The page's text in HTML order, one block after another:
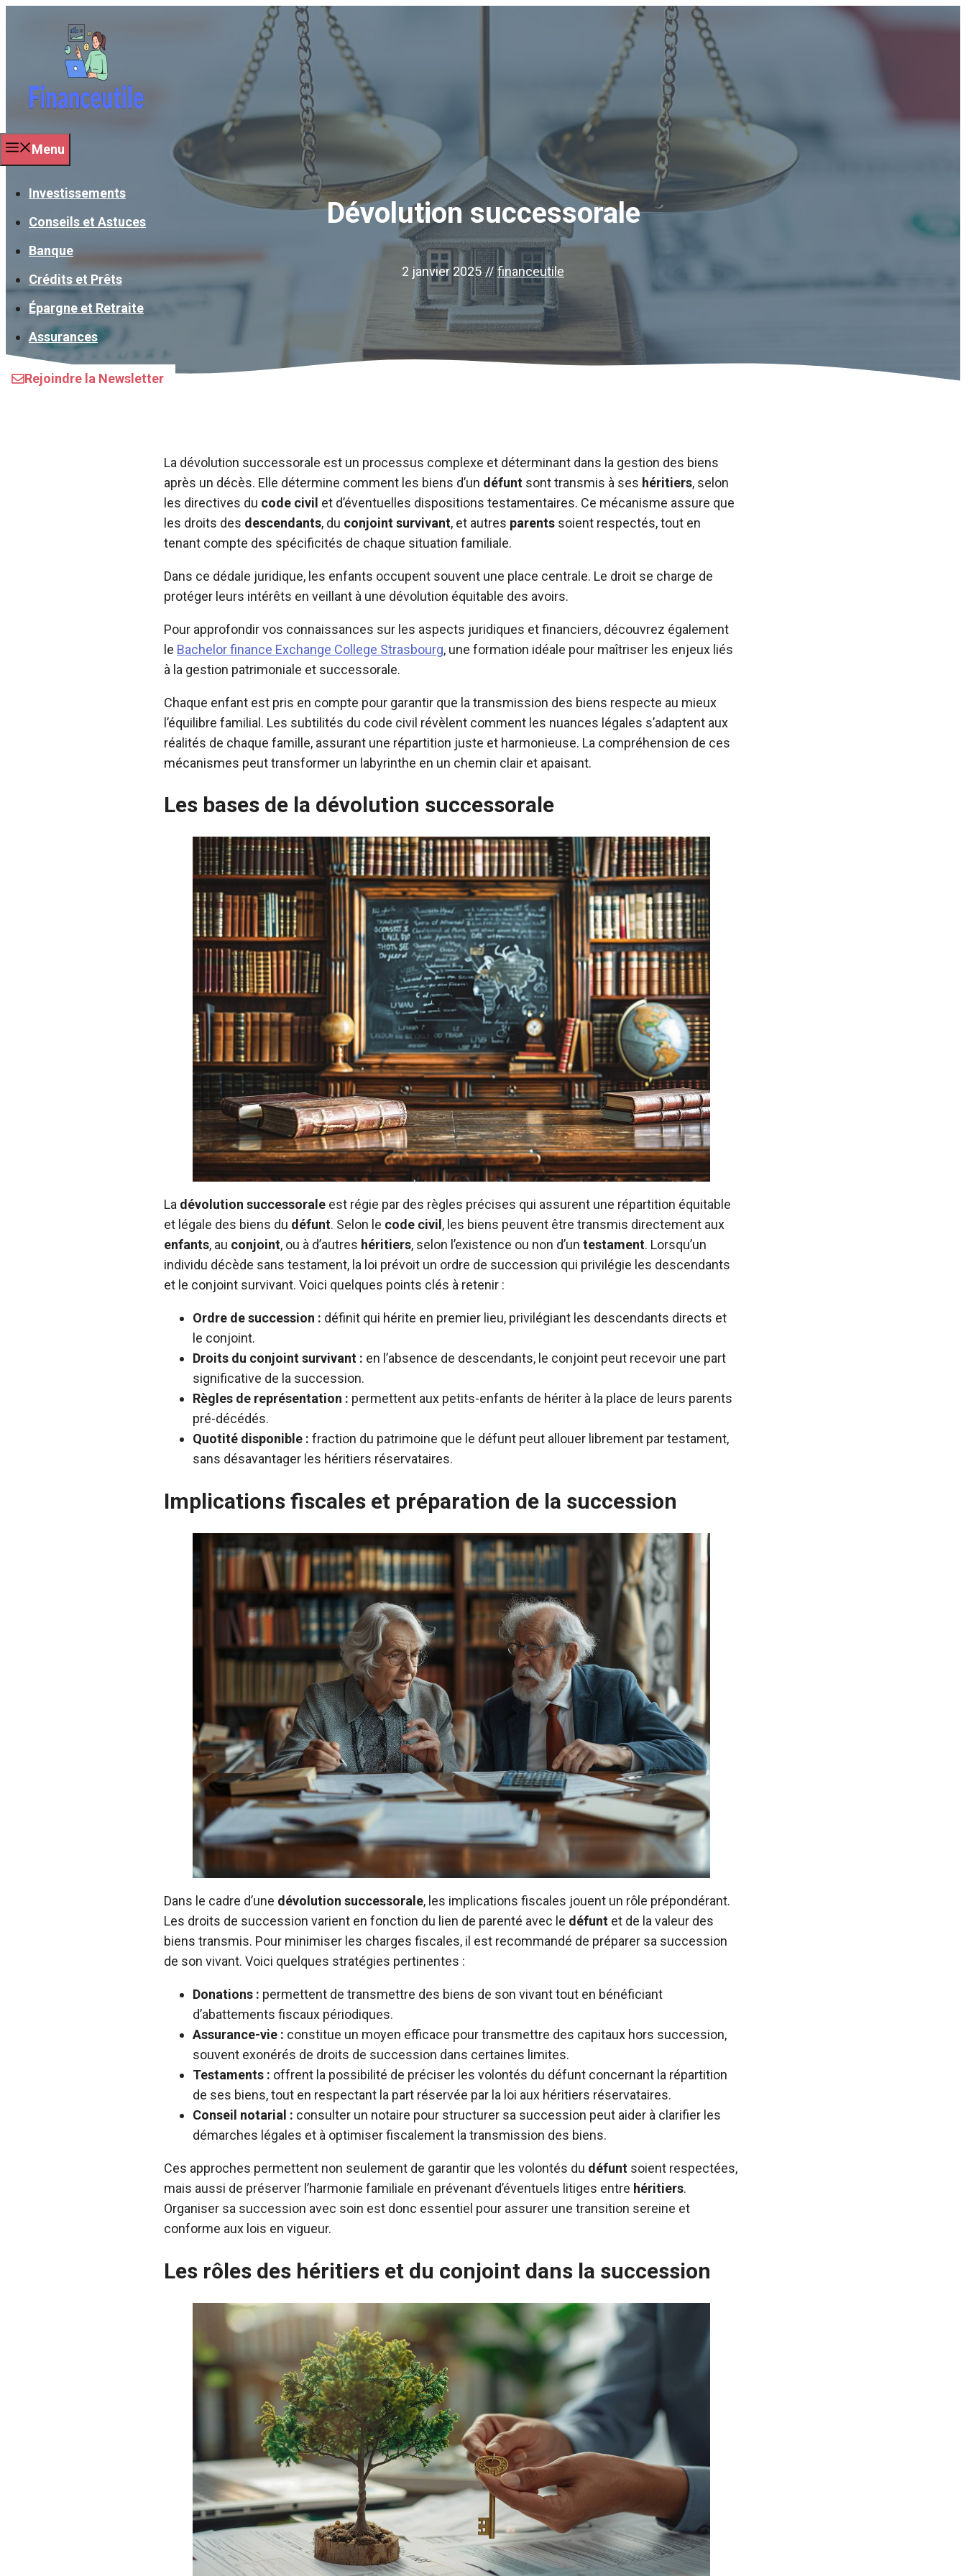
Menu
Investissements
Conseils et Astuces
Banque
Crédits et Prêts
Épargne et Retraite
Assurances
Rejoindre la Newsletter
Dévolution successorale
2 janvier 2025 // financeutile
La dévolution successorale est un processus complexe et déterminant dans la gestion des biens
après un décès. Elle détermine comment les biens d’un défunt sont transmis à ses héritiers, selon
les directives du code civil et d’éventuelles dispositions testamentaires. Ce mécanisme assure que
les droits des descendants, du conjoint survivant, et autres parents soient respectés, tout en
tenant compte des spécificités de chaque situation familiale.
Dans ce dédale juridique, les enfants occupent souvent une place centrale. Le droit se charge de
protéger leurs intérêts en veillant à une dévolution équitable des avoirs.
Pour approfondir vos connaissances sur les aspects juridiques et financiers, découvrez également
le Bachelor finance Exchange College Strasbourg, une formation idéale pour maîtriser les enjeux liés
à la gestion patrimoniale et successorale.
Chaque enfant est pris en compte pour garantir que la transmission des biens respecte au mieux
l’équilibre familial. Les subtilités du code civil révèlent comment les nuances légales s’adaptent aux
réalités de chaque famille, assurant une répartition juste et harmonieuse. La compréhension de ces
mécanismes peut transformer un labyrinthe en un chemin clair et apaisant.
Les bases de la dévolution successorale
La dévolution successorale est régie par des règles précises qui assurent une répartition équitable
et légale des biens du défunt. Selon le code civil , les biens peuvent être transmis directement aux
enfants, au conjoint, ou à d’autres héritiers, selon l’existence ou non d’un testament. Lorsqu’un
individu décède sans testament, la loi prévoit un ordre de succession qui privilégie les descendants
et le conjoint survivant. Voici quelques points clés à retenir :
Ordre de succession : définit qui hérite en premier lieu, privilégiant les descendants directs et
le conjoint.
Droits du conjoint survivant : en l’absence de descendants, le conjoint peut recevoir une part
significative de la succession.
Règles de représentation : permettent aux petits-enfants de hériter à la place de leurs parents
pré-décédés.
Quotité disponible : fraction du patrimoine que le défunt peut allouer librement par testament,
sans désavantager les héritiers réservataires.
Implications fiscales et préparation de la succession
Dans le cadre d’une dévolution successorale, les implications fiscales jouent un rôle prépondérant.
Les droits de succession varient en fonction du lien de parenté avec le défunt et de la valeur des
biens transmis. Pour minimiser les charges fiscales, il est recommandé de préparer sa succession
de son vivant. Voici quelques stratégies pertinentes :
Donations : permettent de transmettre des biens de son vivant tout en bénéficiant
d’abattements fiscaux périodiques.
Assurance-vie : constitue un moyen efficace pour transmettre des capitaux hors succession,
souvent exonérés de droits de succession dans certaines limites.
Testaments : offrent la possibilité de préciser les volontés du défunt concernant la répartition
de ses biens, tout en respectant la part réservée par la loi aux héritiers réservataires.
Conseil notarial : consulter un notaire pour structurer sa succession peut aider à clarifier les
démarches légales et à optimiser fiscalement la transmission des biens.
Ces approches permettent non seulement de garantir que les volontés du défunt soient respectées,
mais aussi de préserver l’harmonie familiale en prévenant d’éventuels litiges entre héritiers.
Organiser sa succession avec soin est donc essentiel pour assurer une transition sereine et
conforme aux lois en vigueur.
Les rôles des héritiers et du conjoint dans la succession